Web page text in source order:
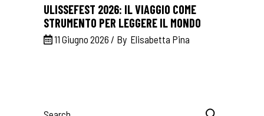
ULISSEFEST 2026: IL VIAGGIO COME
STRUMENTO PER LEGGERE IL MONDO
11 Giugno 2026 By Elisabetta Pina
Search